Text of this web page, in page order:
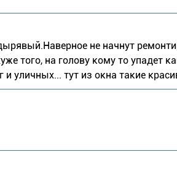
не начнут
того, на голову кому то упадет
уличных... тут из окна такие